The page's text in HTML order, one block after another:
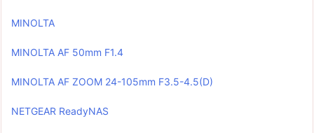
MINOLTA
MINOLTA AF 50mm F1.4
MINOLTA AF ZOOM 24-105mm F3.5-4.5(D)
NETGEAR ReadyNAS